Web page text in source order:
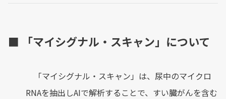
■ 「マイシグナル・スキャン」について
「マイシグナル・スキャン」は、尿中のマイクロ
RNAを抽出しAIで解析することで、すい臓がんを含む